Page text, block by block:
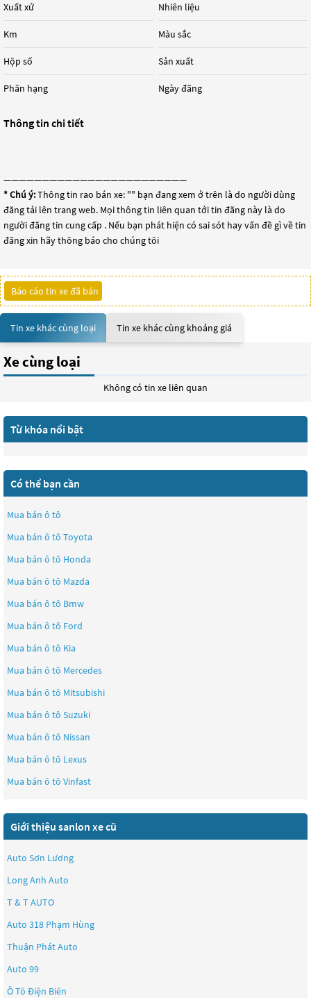
Xuất xứ
Km
Hộp số
Phân hạng
Nhiên liệu
Màu sắc
Sản xuất
Ngày đăng
Thông tin chi tiết
————————————————————————
* Chú ý:Thông tin rao bán xe: "" bạn đang xem ở trên là do người dùng
đăng tải lên trang web. Mọi thông tin liên quan tới tin đăng này là do
người đăng tin cung cấp . Nếu bạn phát hiện có sai sót hay vấn đề gì về tin
đăng xin hãy thông báo cho chúng tôi
Báo cáo tin xe đã bán
Tin xe khác cùng loại Tin xe khác cùng khoảng giá
Xe cùng loại
Không có tin xe liên quan
Từ khóa nổi bật
Có thể bạn cần
Mua bán ô tô
Mua bán ô tô Toyota
Mua bán ô tô Honda
Mua bán ô tô Mazda
Mua bán ô tô Bmw
Mua bán ô tô Ford
Mua bán ô tô Kia
Mua bán ô tô Mercedes
Mua bán ô tô Mitsubishi
Mua bán ô tô Suzuki
Mua bán ô tô Nissan
Mua bán ô tô Lexus
Mua bán ô tô Vinfast
Giới thiệu sanlon xe cũ
Auto Sơn Lương
Long Anh Auto
T & T AUTO
Auto 318 Phạm Hùng
Thuận Phát Auto
Auto 99
Ô Tô Điện Biên